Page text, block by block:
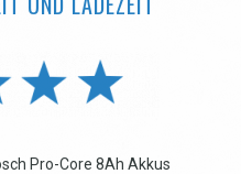
Pro-Core 8Ah Akkus